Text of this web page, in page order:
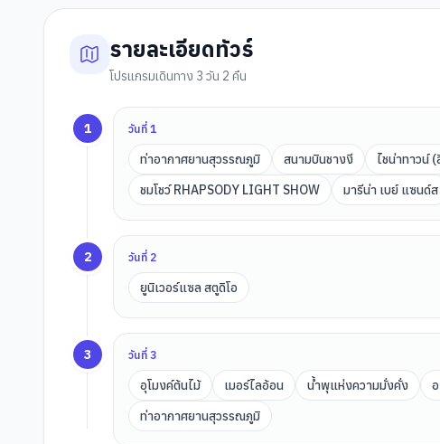
รายละเอียดทัวร์
โปรแกรมเดินทาง 3 วัน 2 คืน
1 วันที่1
ท่าอากาศยานสุวรรณภูมิ สนามบินชางงี ไชน่าทาวน์
ชมโชว์ RHAPSODY LIGHT SHOW
มารีน่า เบย์ แซนด์ส
2 วันที่ 2
ยูนิเวอร์แซล สตูดิโอ
3 วันที่3
อุโมงค์ต้นไม้ เมอร์ไลอ้อน น้ำพุแห่งความมั่งคั่ง
ท่าอากาศยานสุวรรณภูมิ